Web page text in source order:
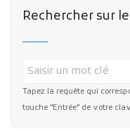
Rechercher sur
Tapez la requête qui
touche "Entrée" de votre